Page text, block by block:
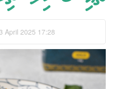
April 2025 17:28